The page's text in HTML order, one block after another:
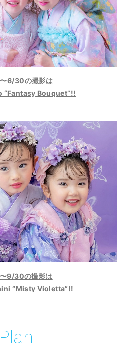
6/30の撮影は
“Fantasy Bouquet”!!
9/30の撮影は
“Misty Violetta”!!
Plan